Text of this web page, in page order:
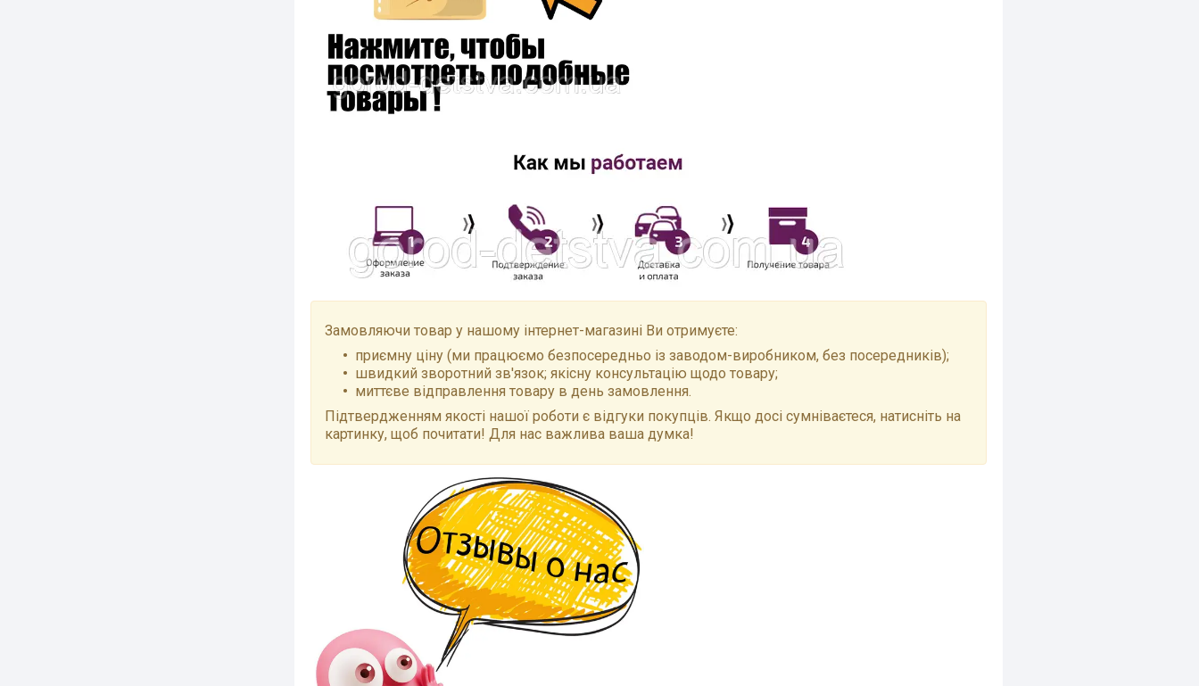
Замовляючи товар у нашому інтернет-магазині Ви отримуєте:
приємну ціну (ми працюємо безпосередньо із заводом-виробником, без посередників);
швидкий зворотний зв'язок; якісну консультацію щодо товару;
миттєве відправлення товару в день замовлення.
Підтвердженням якості нашої роботи є відгуки покупців. Якщо досі сумніваєтеся, натисніть на
картинку, щоб почитати! Для нас важлива ваша думка!